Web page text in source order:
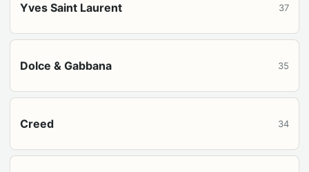
Yves Saint Laurent 37
Dolce & Gabbana 35
Creed 34